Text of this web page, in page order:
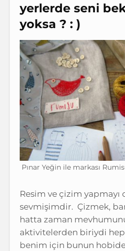
yerlerde seni
yoksa ? : )
Pınar Yeğin ile markası
Resim ve çizim yapmayı
sevmişimdir. Çizmek,
hatta zaman
aktivitelerden biriydi
benim için bunun